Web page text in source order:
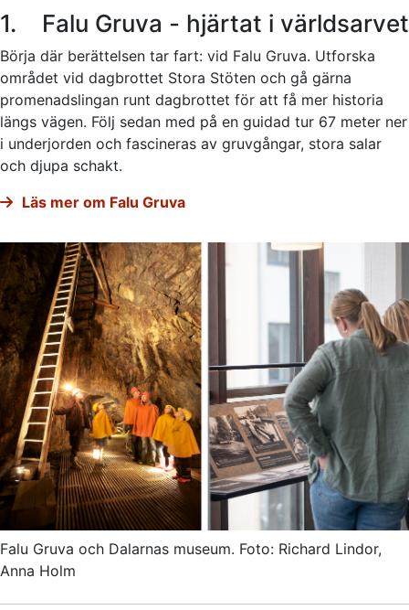
1. Falu Gruva - hjärtat i världsarvet
Börja där berättelsen tar fart: vid Falu Gruva. Utforska
området vid dagbrottet Stora Stöten och gå gärna
promenadslingan runt dagbrottet för att få mer historia
längs vägen. Följ sedan med på en guidad tur 67 meter ner
i underjorden och fascineras av gruvgångar, stora salar
och djupa schakt.
Läs mer om Falu Gruva
Falu Gruva och Dalarnas museum. Foto: Richard Lindor,
Anna Holm